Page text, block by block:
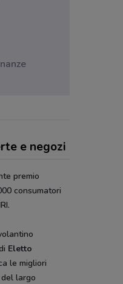
e negozi
premio
consumatori
Eletto
le migliori
largo